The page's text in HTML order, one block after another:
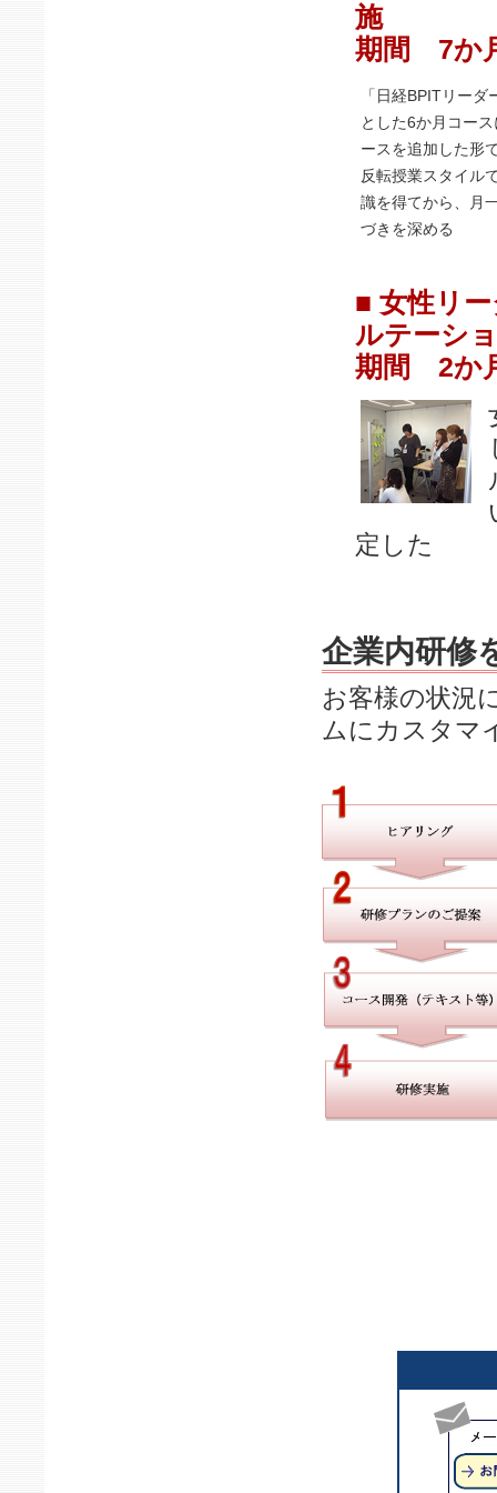
施
期間 7か
「日経BPITリー
とした6か月コー
ースを追加した形
反転授業スタイル
識を得てから、月
づきを深める
■ 女性リ
ルテーシ
期間 2か
定した
企業内研修
お客様の状況
ムにカスタマ